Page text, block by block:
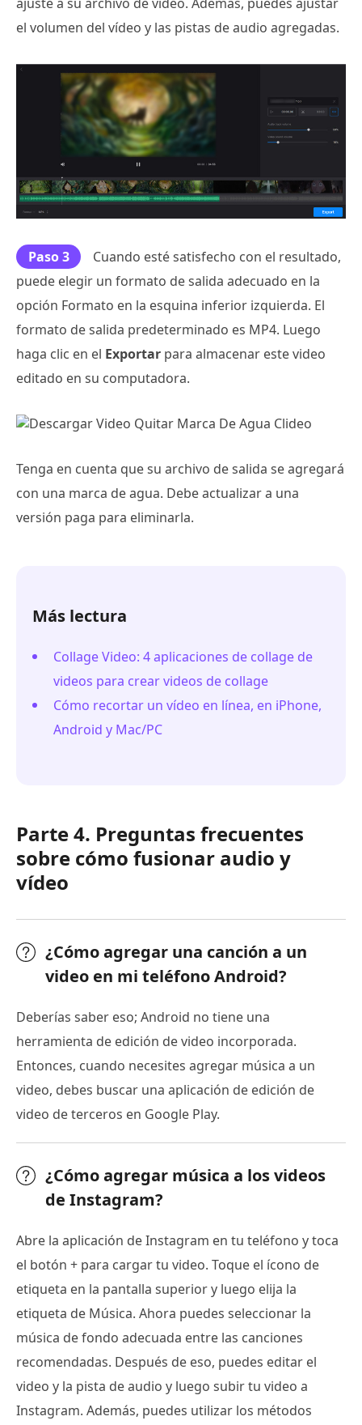
el volumen del vídeo y las pistas de audio agregadas.
Paso 3
Cuando esté satisfecho con el resultado,
puede elegir un formato de salida adecuado en la
opción Formato en la esquina inferior izquierda. El
formato de salida predeterminado es MP4. Luego
haga clic en el Exportar para almacenar este video
editado en su computadora.
Tenga en cuenta que su archivo de salida se agregará
con una marca de agua. Debe actualizar a una
versión paga para eliminarla.
Más lectura
Collage Video: 4 aplicaciones de collage de
videos para crear videos de collage
Cómo recortar un vídeo en línea, en iPhone,
Android y Mac/PC
Parte 4. Preguntas frecuentes
sobre cómo fusionar audio y
vídeo
¿Cómo agregar una canción a un
video en mi teléfono Android?
Deberías saber eso; Android no tiene una
herramienta de edición de video incorporada.
Entonces, cuando necesites agregar música a un
video, debes buscar una aplicación de edición de
video de terceros en Google Play.
¿Cómo agregar música a los videos
de Instagram?
Abre la aplicación de Instagram en tu teléfono y toca
el botón + para cargar tu video. Toque el ícono de
etiqueta en la pantalla superior y luego elija la
etiqueta de Música. Ahora puedes seleccionar la
música de fondo adecuada entre las canciones
recomendadas. Después de eso, puedes editar el
video y la pista de audio y luego subir tu video a
Instagram. Además, puedes utilizar los métodos